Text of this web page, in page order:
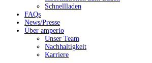
Schnellladen
FAQs
News/Presse
Über amperio
Unser Team
Nachhaltigkeit
Karriere